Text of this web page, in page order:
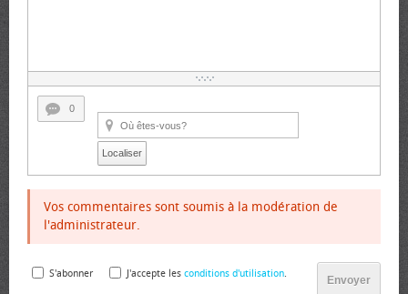
0
Localiser
Vos commentaires sont soumis à la modération de
l'administrateur.
Envoyer
S'abonner J'accepte les conditions d'utilisation.